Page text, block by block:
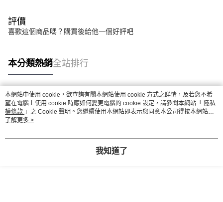
評價
喜歡這個商品嗎？購買後給他一個好評吧
本分類熱銷全站排行
熱門標籤
本網站中使用 cookie，欲查詢有關本網站使用 cookie 方式之詳情，及若您不希
望在電腦上使用 cookie 時應如何變更電腦的 cookie 設定，請參閱本網站「 隱私
權條款 」之 Cookie 聲明。您繼續使用本網站即表示您同意本公司得按本網站使
用條款之 Cookie 聲明使用 cookie。
了解更多 >
我知道了